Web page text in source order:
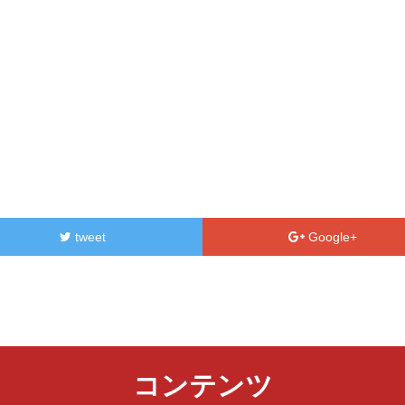
tweet Google+
コンテンツ